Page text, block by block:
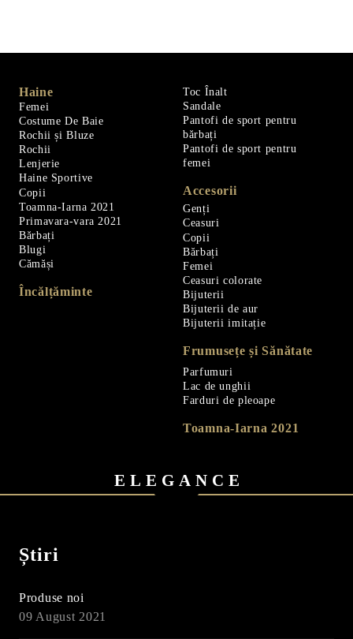
Haine
Femei
Costume De Baie
Rochii și Bluze
Rochii
Lenjerie
Haine Sportive
Copii
Toamna-Iarna 2021
Primavara-vara 2021
Bărbați
Blugi
Cămăși
Încălțăminte
Toc Înalt
Sandale
Pantofi de sport pentru
bărbați
Pantofi de sport pentru
femei
Accesorii
Genți
Ceasuri
Copii
Bărbați
Femei
Ceasuri colorate
Bijuterii
Bijuterii de aur
Bijuterii imitație
Frumusețe și Sănătate
Parfumuri
Lac de unghii
Farduri de pleoape
Toamna-Iarna 2021
ELEGANCE
Știri
Produse noi
09 August 2021